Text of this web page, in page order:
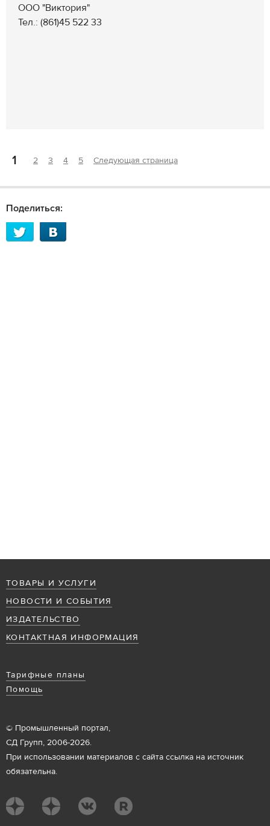
ООО "Виктория"
Тел.: (861)45 522 33
1 2 3 4 5 Следующая страница
Поделиться:
ТОВАРЫ И УСЛУГИ
НОВОСТИ И СОБЫТИЯ
ИЗДАТЕЛЬСТВО
КОНТАКТНАЯ ИНФОРМАЦИЯ
Тарифные планы
Помощь
© Промышленный портал,
СД Групп, 2006-2026.
При использовании материалов с сайта ссылка на источник
обязательна.